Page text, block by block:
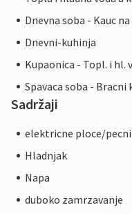
Dnevna soba - Kauc
Dnevni-kuhinja
Kupaonica - Topl. i hl.
Spavaca soba -
Sadržaji
elektricne ploce/
Hladnjak
Napa
duboko zamrzavanje